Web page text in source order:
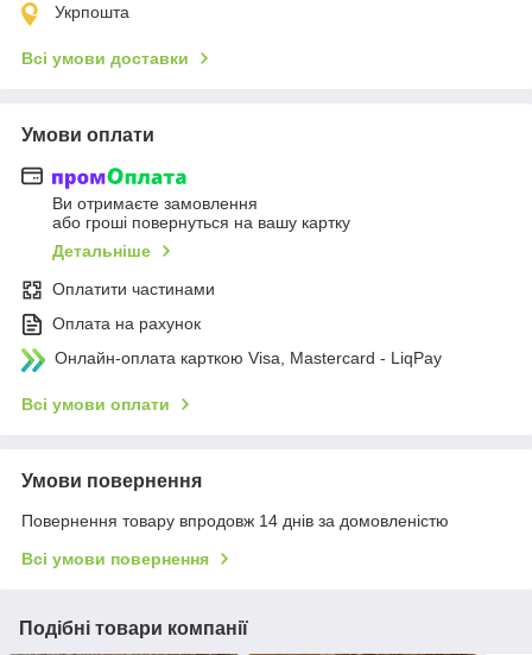
Укрпошта
Всі умови доставки
Умови оплати
Ви отримаєте замовлення
або гроші повернуться на вашу картку
Детальніше
Оплатити частинами
Оплата на рахунок
Онлайн-оплата карткою Visa, Mastercard - LiqPay
Всі умови оплати
Умови повернення
Повернення товару впродовж 14 днів за домовленістю
Всі умови повернення
Подібні товари компанії